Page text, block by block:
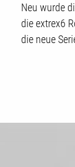
Neu wurde
die extrex6
die neue